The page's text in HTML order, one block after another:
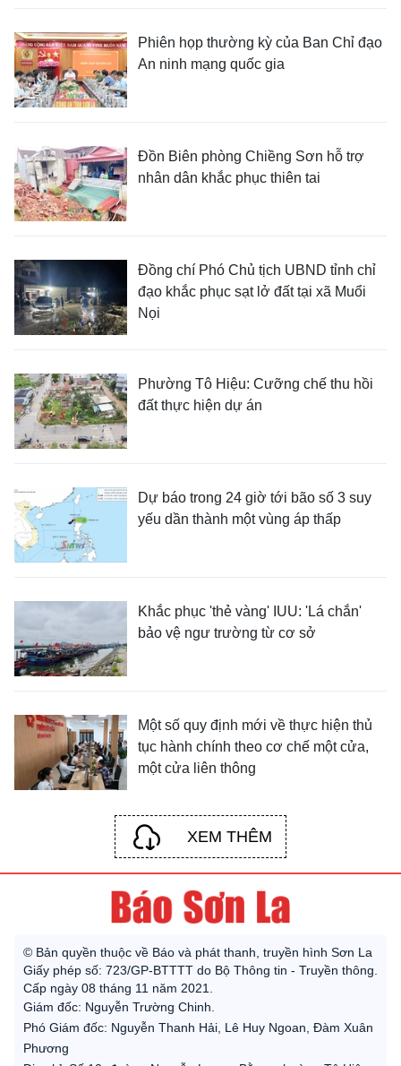
Phiên họp thường kỳ của Ban Chỉ đạo
An ninh mạng quốc gia
Đồn Biên phòng Chiềng Sơn hỗ trợ
nhân dân khắc phục thiên tai
Đồng chí Phó Chủ tịch UBND tỉnh chỉ
đạo khắc phục sạt lở đất tại xã Muổi
Nọi
Phường Tô Hiệu: Cưỡng chế thu hồi
đất thực hiện dự án
Dự báo trong 24 giờ tới bão số 3 suy
yếu dần thành một vùng áp thấp
Khắc phục 'thẻ vàng' IUU: 'Lá chắn'
bảo vệ ngư trường từ cơ sở
Một số quy định mới về thực hiện thủ
tục hành chính theo cơ chế một cửa,
một cửa liên thông
XEM THÊM
© Bản quyền thuộc về Báo và phát thanh, truyền hình Sơn La
Giấy phép số: 723/GP-BTTTT do Bộ Thông tin - Truyền thông.
Cấp ngày 08 tháng 11 năm 2021.
Giám đốc: Nguyễn Trường Chinh.
Phó Giám đốc: Nguyễn Thanh Hải, Lê Huy Ngoan, Đàm Xuân
Phương